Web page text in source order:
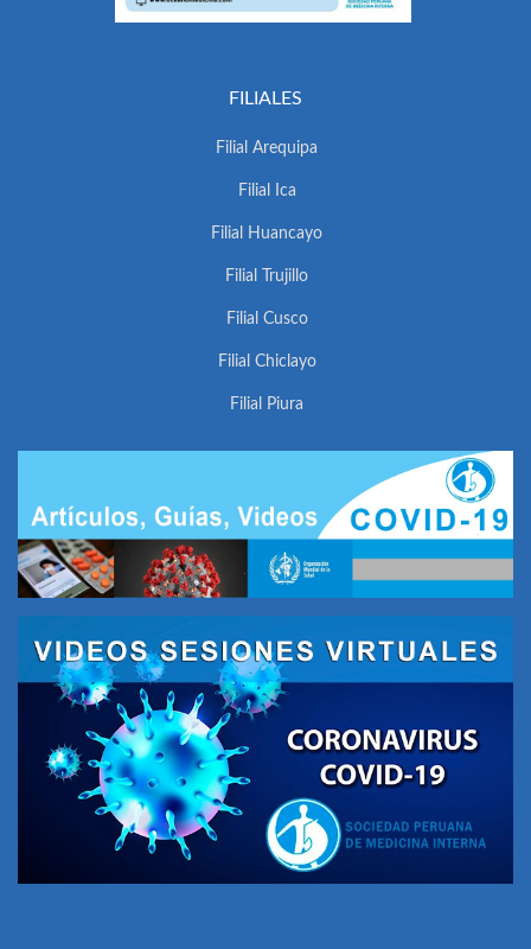
FILIALES
Filial Arequipa
Filial Ica
Filial Huancayo
Filial Trujillo
Filial Cusco
Filial Chiclayo
Filial Piura